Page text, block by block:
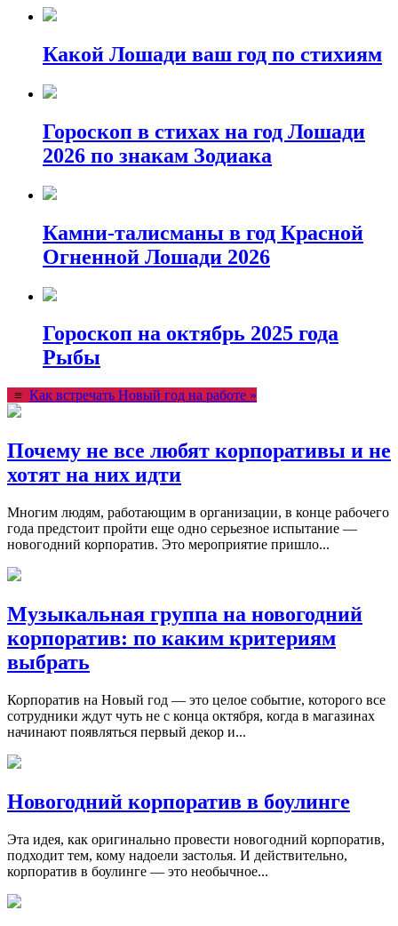
Какой Лошади ваш год по стихиям
Гороскоп в стихах на год Лошади
2026 по знакам Зодиака
Камни-талисманы в год Красной
Огненной Лошади 2026
Гороскоп на октябрь 2025 года
Рыбы
≡ Как встречать Новый год на работе »
Почему не все любят корпоративы и не
хотят на них идти
Многим людям, работающим в организации, в конце рабочего
года предстоит пройти еще одно серьезное испытание —
новогодний корпоратив. Это мероприятие пришло...
Музыкальная группа на новогодний
корпоратив: по каким критериям
выбрать
Корпоратив на Новый год — это целое событие, которого все
сотрудники ждут чуть не с конца октября, когда в магазинах
начинают появляться первый декор и...
Новогодний корпоратив в боулинге
Эта идея, как оригинально провести новогодний корпоратив,
подходит тем, кому надоели застолья. И действительно,
корпоратив в боулинге — это необычное...